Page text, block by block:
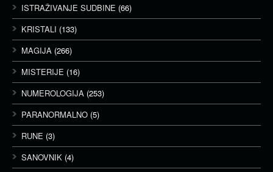
ISTRAŽIVANJE SUDBINE (66)
KRISTALI (133)
MAGIJA (266)
MISTERIJE (16)
NUMEROLOGIJA (253)
PARANORMALNO (5)
RUNE (3)
SANOVNIK (4)